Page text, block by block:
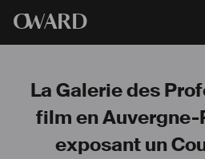
OWARD
La Galerie des
film en
exposant un